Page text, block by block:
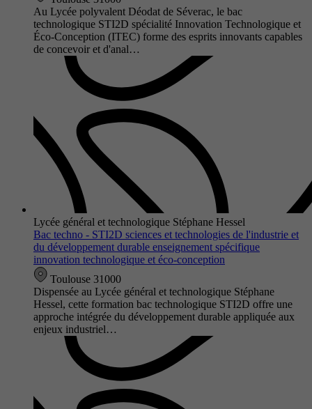
Au Lycée polyvalent Déodat de Séverac, le bac
technologique STI2D spécialité Innovation Technologique et
Éco-Conception (ITEC) forme des esprits innovants capables
de concevoir et d'anal…
Lycée général et technologique Stéphane Hessel
Bac techno - STI2D sciences et technologies de l'industrie et
du développement durable enseignement spécifique
innovation technologique et éco-conception
Toulouse 31000
Dispensée au Lycée général et technologique Stéphane
Hessel, cette formation bac technologique STI2D offre une
approche intégrée du développement durable appliquée aux
enjeux industriel…